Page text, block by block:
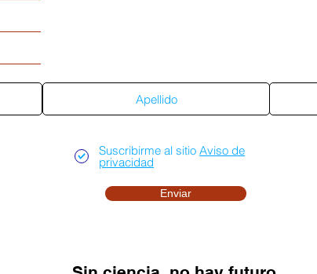
Suscribirme al sitio Aviso de
privacidad
Enviar